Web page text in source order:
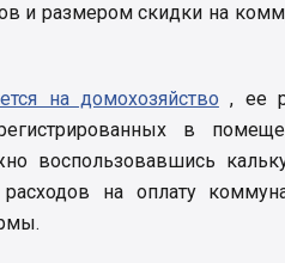
и размером скидки на
на домохозяйство , ее
в
воспользовавшись
расходов на оплату